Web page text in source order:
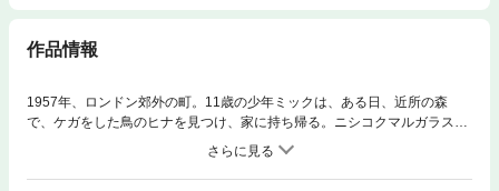
作品情報
1957年、ロンドン郊外の町。11歳の少年ミックは、ある日、近所の森
で、ケガをした鳥のヒナを見つけ、家に持ち帰る。ニシコクマルガラスの
そのヒナを、ミックは両親とともに手当てし、「ジャック」と名付ける。
ミックの家は駅の目の前にあり、両親がパブを営んでいる。ジャックはミ
ックになつき、一度は森に帰そうとしたものの、パブにいついてしまう。